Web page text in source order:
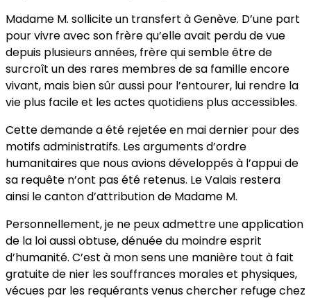
Madame M. sollicite un transfert à Genève. D’une part
pour vivre avec son frère qu’elle avait perdu de vue
depuis plusieurs années, frère qui semble être de
surcroît un des rares membres de sa famille encore
vivant, mais bien sûr aussi pour l’entourer, lui rendre la
vie plus facile et les actes quotidiens plus accessibles.
Cette demande a été rejetée en mai dernier pour des
motifs administratifs. Les arguments d’ordre
humanitaires que nous avions développés à l’appui de
sa requête n’ont pas été retenus. Le Valais restera
ainsi le canton d’attribution de Madame M.
Personnellement, je ne peux admettre une application
de la loi aussi obtuse, dénuée du moindre esprit
d’humanité. C’est à mon sens une manière tout à fait
gratuite de nier les souffrances morales et physiques,
vécues par les requérants venus chercher refuge chez